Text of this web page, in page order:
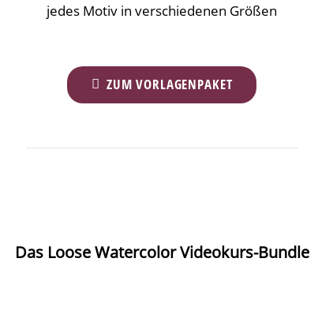
jedes Motiv in verschiedenen Größen
ZUM VORLAGENPAKET
Das Loose Watercolor Videokurs-Bundle